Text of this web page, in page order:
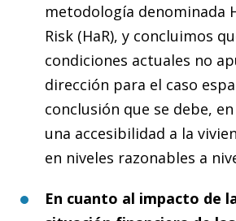
metodología denominada
Risk (HaR), y concluimos
condiciones actuales no
dirección para el caso
conclusión que se debe,
una accesibilidad a la
en niveles razonables a
En cuanto al impacto de